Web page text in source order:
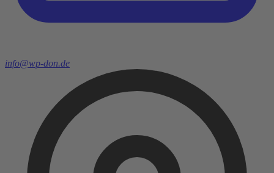
info@wp-don.de